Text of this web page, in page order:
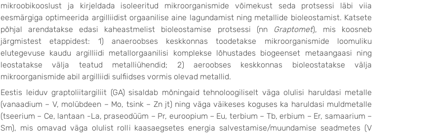
mikroobikooslust ja kirjeldada isoleeritud mikroorganismide võimekust seda protsessi läbi viia
eesmärgiga optimeerida argilliidist orgaanilise aine lagundamist ning metallide bioleostamist. Katsete
põhjal arendatakse edasi kaheastmelist bioleostamise protsessi (nn
Graptomet), mis koosneb
järgmistest etappidest: 1) anaeroobses keskkonnas toodetakse mikroorganismide loomuliku
elutegevuse kaudu argilliidi metallorgaanilisi komplekse lõhustades biogeenset metaangaasi ning
leostatakse välja teatud metalliühendid; 2) aeroobses keskkonnas bioleostatakse välja
mikroorganismide abil argilliidi sulfiidses vormis olevad metallid.
Eestis leiduv graptoliitargiliit (GA) sisaldab mõningaid tehnoloogiliselt väga olulisi haruldasi metalle
(vanaadium – V, molübdeen – Mo, tsink – Zn jt) ning väga väikeses koguses ka haruldasi muldmetalle
(tseerium – Ce, lantaan -La, praseodüüm – Pr, euroopium – Eu, terbium – Tb, erbium – Er, samaarium –
Sm), mis omavad väga olulist rolli kaasaegsetes energia salvestamise/muundamise seadmetes (V